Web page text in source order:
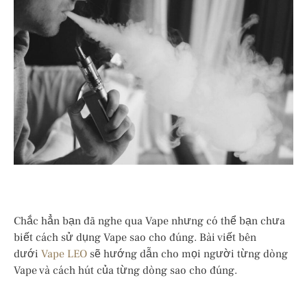
Chắc hẳn bạn đã nghe qua Vape nhưng có thể bạn chưa
biết cách sử dụng Vape sao cho đúng. Bài viết bên
dưới Vape LEO sẽ hướng dẫn cho mọi người từng dòng
Vape và cách hút của từng dòng sao cho đúng.